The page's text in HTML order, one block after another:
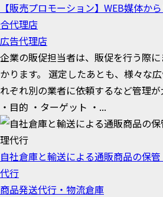
【販売プロモーション】WEB媒体か
合代理店
広告代理店
企業の販促担当者は、販促を行う際
かります。 選定したあとも、様々な
れぞれ別の業者に依頼するなど管理
・目的 ・ターゲット ・...
自社倉庫と輸送による通販商品の保
代行
商品発送代行・物流倉庫